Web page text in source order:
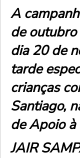
A
de
dia 20 de
tarde
crianças
Santiago,
de Apoio à
JAIR